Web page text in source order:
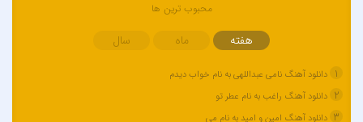
آران، مُوِرس و وینتِرس
آرتا
آرتا اسدی
محبوب ترین ها
هفته ماه سال
1 دانلود آهنگ نامی عبداللهی به نام خواب دیدم
2 دانلود آهنگ راغب به نام عطر تو
3 دانلود آهنگ امین و امید به نام می